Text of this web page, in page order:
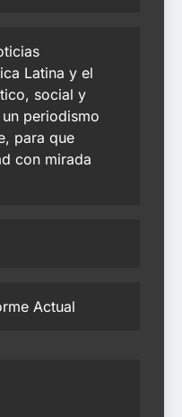
Latina y el
social y
periodismo
para que
con mirada
Actual